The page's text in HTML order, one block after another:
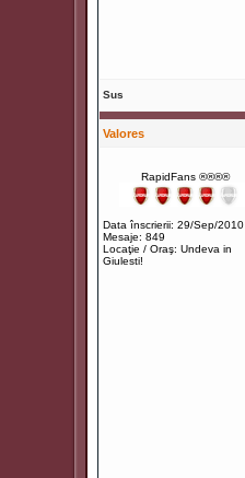
Sus
Valores
RapidFans ®®®®
Data înscrierii: 29/Sep/2010
Mesaje: 849
Locaţie / Oraş: Undeva in
Giulesti!